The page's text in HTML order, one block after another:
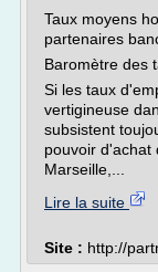
Taux moyens
partenaires
Baromètre des
Si les taux
vertigineuse
subsistent
pouvoir d'achat
Marseille,...
Lire la suite
Site : http://